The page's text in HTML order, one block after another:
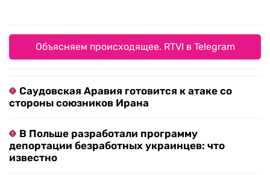
Объясняем происходящее. RTVI в Telegram
Саудовская Аравия готовится к атаке со
стороны союзников Ирана
В Польше разработали программу
депортации безработных украинцев: что
известно